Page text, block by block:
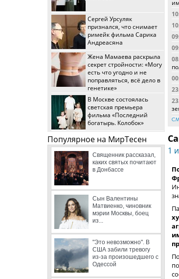
Сергей Урсуляк
признался, что снимает
римейк фильма Сарика
Андреасяна
Жена Мамаева раскрыла
секрет стройности: «Могу
есть что угодно и не
поправляться, всё дело в
генетике»
В Москве состоялась
светская премьера
фильма «Последний
богатырь. Колобок»
Популярное на МирТесен
Священник рассказал,
каких святых почитают
в Донбассе
Сын Валентины
Матвиенко, чиновник
мэрии Москвы, боец
из...
"Это невозможно". В
США забили тревогу
из-за произошедшего с
Одессой
1